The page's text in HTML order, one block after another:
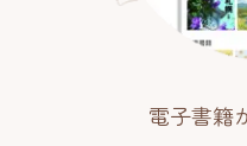
電子書籍